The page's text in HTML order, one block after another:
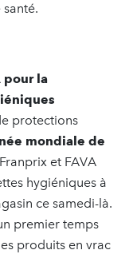
pour la
protections
mondiale de
Franprix et FAVA
hygiéniques à
ce samedi-là.
premier temps
produits en vrac